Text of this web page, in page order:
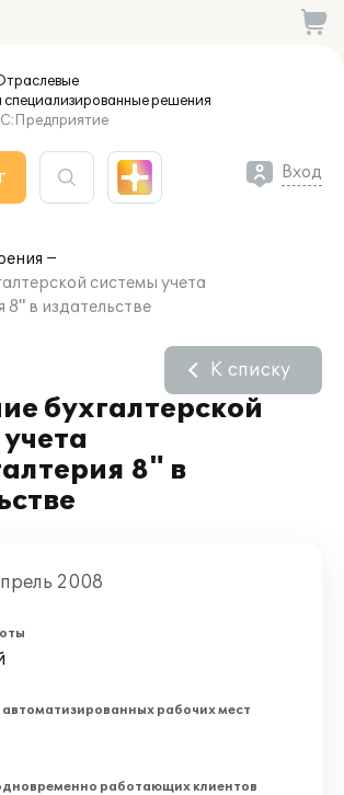
специализированныерешения
Вход
системы учета
8" в издательстве
бухгалтерской
8" в
К списку
2008
рабочих мест
работающих клиентов